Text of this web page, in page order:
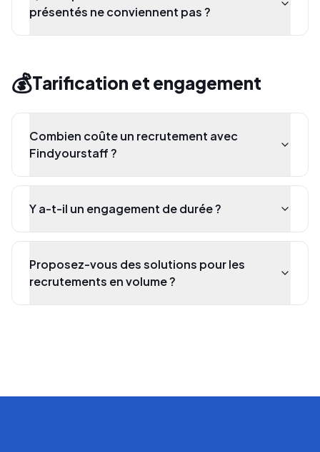
présentés ne conviennent pas ?
💰Tarification et engagement
Combien coûte un recrutement avec
Findyourstaff ?
Y a-t-il un engagement de durée ?
Proposez-vous des solutions pour les
recrutements en volume ?